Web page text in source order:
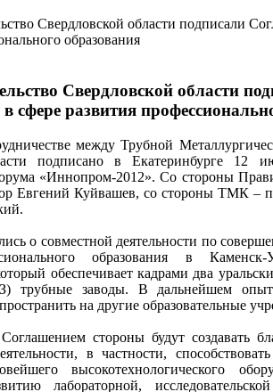
Свердловской области
в сфере развития
между Трубной
подписано в Екатеринбурге 12
«Иннопром-2012». Со стороны
Евгений Куйвашев, со стороны ТМК –
о совместной деятельности по
образования в
обеспечивает кадрами два
трубные заводы. В дальнейшем
на другие образовательные
стороны будут создавать
в частности,
высокотехнологического
лабораторной,